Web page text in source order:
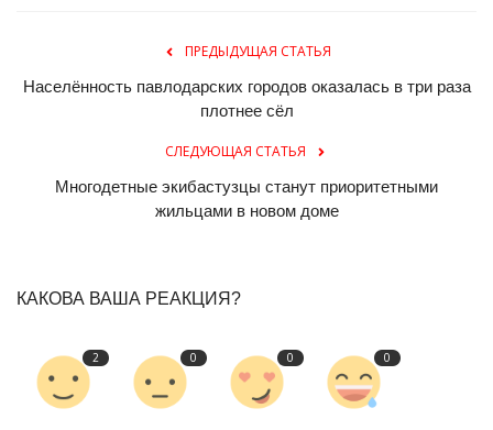
ПРЕДЫДУЩАЯ СТАТЬЯ
Населённость павлодарских городов оказалась в три раза
плотнее сёл
СЛЕДУЮЩАЯ СТАТЬЯ
Многодетные экибастузцы станут приоритетными
жильцами в новом доме
КАКОВА ВАША РЕАКЦИЯ?
2 0 0 0